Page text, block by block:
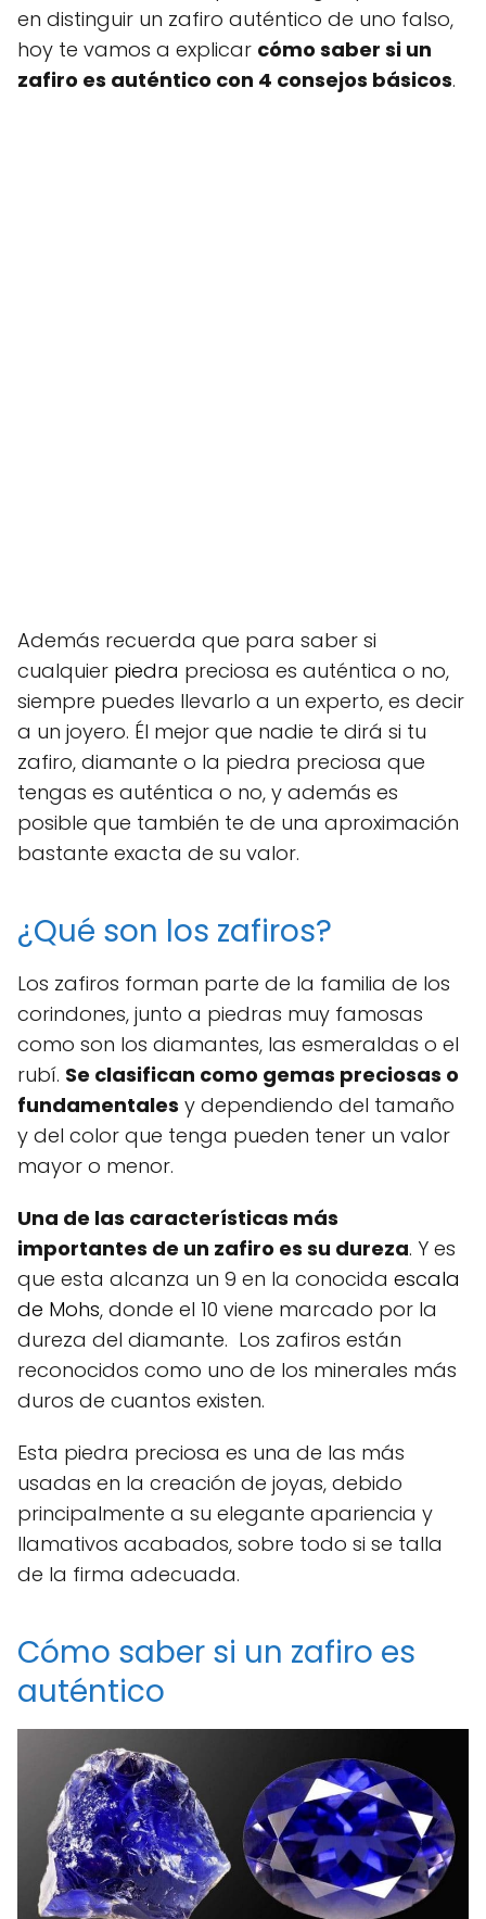
en distinguir un zafiro auténtico de uno falso,
hoy te vamos a explicar cómo saber si un
zafiro es auténtico con 4 consejos básicos.
Además recuerda que para saber si
cualquier piedra preciosa es auténtica o no,
siempre puedes llevarlo a un experto, es decir
a un joyero. Él mejor que nadie te dirá si tu
zafiro, diamante o la piedra preciosa que
tengas es auténtica o no, y además es
posible que también te de una aproximación
bastante exacta de su valor.
¿Qué son los zafiros?
Los zafiros forman parte de la familia de los
corindones, junto a piedras muy famosas
como son los diamantes, las esmeraldas o el
rubí. Se clasifican como gemas preciosas o
fundamentales y dependiendo del tamaño
y del color que tenga pueden tener un valor
mayor o menor.
Una de las características más
importantes de un zafiro es su dureza. Y es
que esta alcanza un 9 en la conocida escala
de Mohs, donde el 10 viene marcado por la
dureza del diamante. Los zafiros están
reconocidos como uno de los minerales más
duros de cuantos existen.
Esta piedra preciosa es una de las más
usadas en la creación de joyas, debido
principalmente a su elegante apariencia y
llamativos acabados, sobre todo si se talla
de la firma adecuada.
Cómo saber si un zafiro es
auténtico